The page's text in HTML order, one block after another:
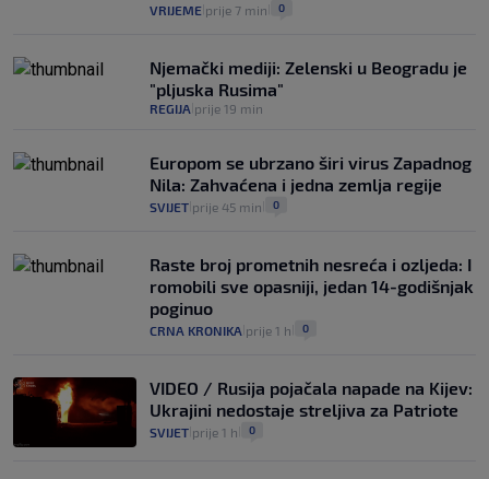
VRIJEME prije 7 min 0
Njemački mediji: Zelenski u Beogradu je
"pljuska Rusima"
REGIJA prije 19 min
Europom se ubrzano širi virus Zapadnog
Nila: Zahvaćena i jedna zemlja regije
SVIJET prije 45 min 0
Raste broj prometnih nesreća i ozljeda: I
romobili sve opasniji, jedan 14-godišnjak
poginuo
CRNA KRONIKA prije 1 h 0
VIDEO / Rusija pojačala napade na Kijev:
Ukrajini nedostaje streljiva za Patriote
SVIJET prije 1 h 0